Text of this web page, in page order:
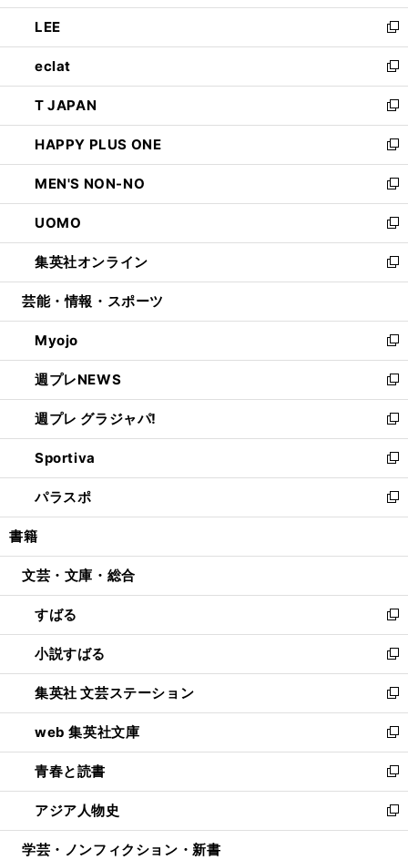
開
く
ウ
で
開
く
ン
ド
ウ
で
開
く
ウ
ィ
ン
ド
ウ
で
開
く
し
い
ウ
ィ
ン
ド
ウ
で
開
く
LEE
新
し
い
ウ
ィ
ン
ド
ウ
で
開
く
eclat
新
し
い
ウ
ィ
ン
ド
ウ
で
開
く
T JAPAN
新
し
い
ウ
ィ
ン
ド
ウ
で
開
HAPPY PLUS ONE
新
し
い
ウ
ィ
ン
ド
ウ
開
く
MEN'S NON-NO
新
し
い
ウ
ィ
ン
ウ
で
開
く
UOMO
新
し
い
ウ
ン
ド
ウ
で
開
く
集英社オンライン
新
し
ウ
ィ
ン
ド
ウ
で
開
く
芸能・情報・スポーツ
Myojo
新
し
い
ウ
ィ
ン
ド
ウ
で
開
週プレNEWS
新
し
い
ウ
ィ
ン
ド
ウ
開
週プレ グラジャパ!
新
し
い
ウ
ィ
ン
ウ
開
く
Sportiva
新
し
い
ウ
ン
ウ
で
開
く
パラスポ
新
し
ウ
ン
ド
ウ
で
開
く
書籍
文芸・文庫・総合
すばる
新
し
い
ウ
ィ
ン
ド
ウ
で
開
く
小説すばる
新
し
い
ウ
ィ
ン
ド
ウ
で
開
集英社 文芸ステーション
新
し
い
ウ
ィ
ン
ド
ウ
web 集英社文庫
新
し
い
ウ
ィ
ン
青春と読書
新
し
い
ウ
アジア人物史
新
し
学芸・ノンフィクション・新書